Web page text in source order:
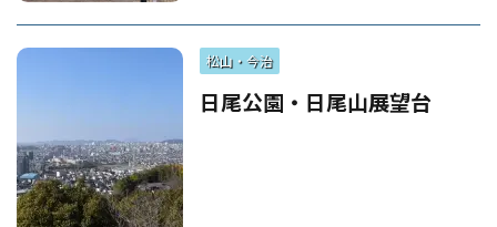
松山・今治
日尾公園・日尾山展望台